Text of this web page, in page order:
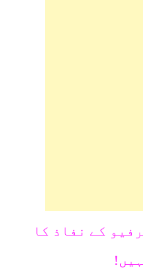
کے نفاذ کا